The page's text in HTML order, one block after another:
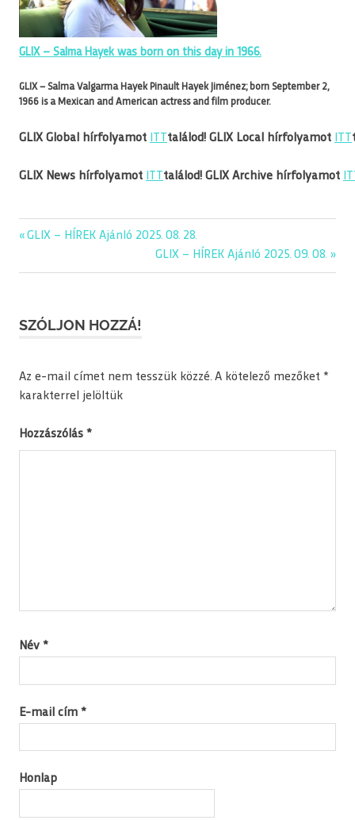
GLIX – Salma Hayek was born on this day in 1966.
GLIX – Salma Valgarma Hayek Pinault Hayek Jiménez; born September 2,
1966 is a Mexican and American actress and film producer.
GLIX Global hírfolyamot találod! GLIX Local hírfolyamot
GLIX News hírfolyamot találod! GLIX Archive hírfolyamot
Bejegyzés
navigáció
Previous
GLIX – HÍREK Ajánló 2025. 08. 28.
Next
Post:
GLIX – HÍREK Ajánló 2025. 09. 08.
SZÓLJON HOZZÁ!
Az e-mail címet nem tesszük közzé. A kötelező mezőket *
karakterrel jelöltük
Hozzászólás *
Név *
E-mail cím *
Honlap